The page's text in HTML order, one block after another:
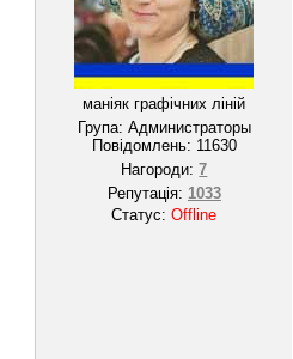
маніяк графічних ліній
Група: Администраторы
Повідомлень: 11630
Нагороди:7
Репутація: 1033
Статус:Offline